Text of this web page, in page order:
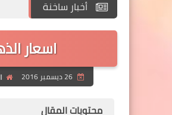
أخبار ساخنة
اسعار الذهب اليوم
26 ديسمبر 2016
محتويات المقال